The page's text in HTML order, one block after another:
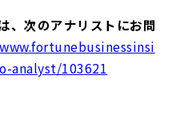
、次のアナリストにお問
analyst/103621